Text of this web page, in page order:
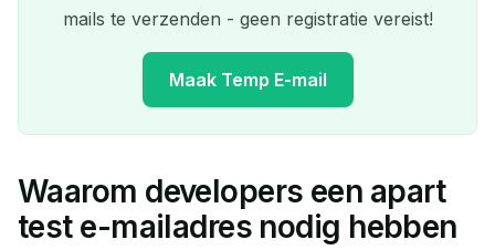
mails te verzenden - geen registratie vereist!
Maak Temp E-mail
Je Tijdelijke E-mailadres:
Waarom developers een apart
test e-mailadres nodig hebben